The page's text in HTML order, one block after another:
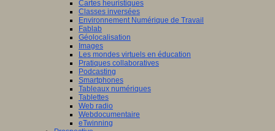
Cartes heuristiques
Classes inversées
Environnement Numérique de Travail
Fablab
Géolocalisation
Images
Les mondes virtuels en éducation
Pratiques collaboratives
Podcasting
Smartphones
Tableaux numériques
Tablettes
Web radio
Webdocumentaire
eTwinning